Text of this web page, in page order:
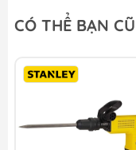
Mũi Đục Dẹp
27.900₫
Mũi đục nhọn
CÓ THỂ BẠN